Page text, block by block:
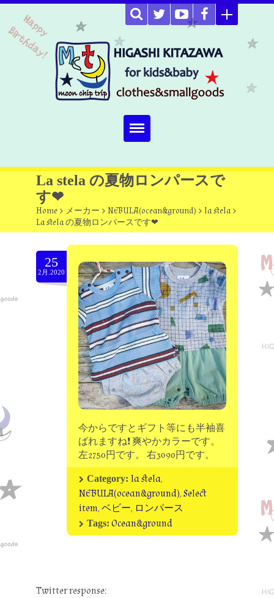
Home
about
Select item
omutucake
moon chip trip original
my account
Store
minna kitchen komeco
contact
La stela の夏物ロンパースで
す❤
Home > メーカー > NEBULA(ocean&ground) > la stela >
La stela の夏物ロンパースです❤
25
2月.2020
今からですとギフト等にも半袖喜
ばれますね❗ 爽やかカラーです。
左2750円です。 右3090円です。
Category: la stela,
NEBULA(ocean&ground),Select
item,ベビー, ロンパース
Tags: Ocean&ground
Twitter response: